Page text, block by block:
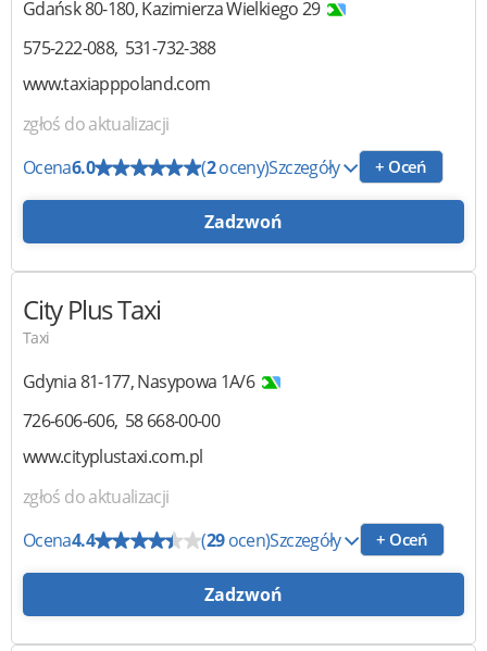
Gdańsk80-180,Kazimierza Wielkiego 29
575-222-088 531-732-388
www.taxiapppoland.com
zgłoś do aktualizacji
Ocena6.0 (2oceny)Szczegóły + Oceń
Zadzwoń
City Plus Taxi
Taxi
Gdynia81-177,Nasypowa 1A/6
726-606-606 58 668-00-00
www.cityplustaxi.com.pl
zgłoś do aktualizacji
Ocena4.4 (29ocen)Szczegóły + Oceń
Zadzwoń